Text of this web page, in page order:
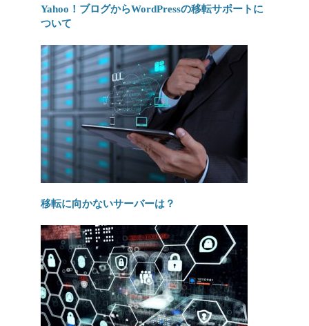
Yahoo！ブログからWordPressの移転サポートに
ついて
移転に向かないサーバーは？